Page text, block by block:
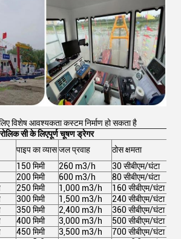
विशेष आवश्यकता कस्टम निर्माण हो सकता है
सी के लिएपूर्ण चूषण ड्रेगर
पाइप का व्यासजल प्रवाह ठोस क्षमता
150 मिमी 260 m3/h 30 सीबीएम/घंटा
200 मिमी 600 m3/h 80 सीबीएम/घंटा
250 मिमी 1,000 m3/h 160 सीबीएम/घंटा
300 मिमी 1,500 m3/h 240 सीबीएम/घंटा
350 मिमी 2,400 m3/h 360 सीबीएम/घंटा
400 मिमी 3,000 m3/h 500 सीबीएम/घंटा
450 मिमी 3,500 m3/h 700 सीबीएम/घंटा